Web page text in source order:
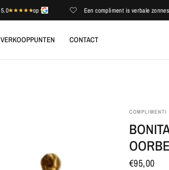
op Een compliment is verbale zonneschijn
VERKOOPPUNTEN CONTACT
COMPLIMENTI
€95,00